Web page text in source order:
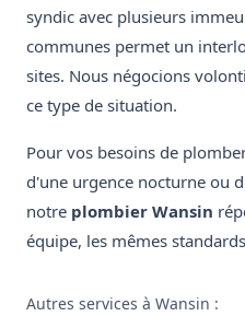
syndic avec plusieurs
communes permet un
sites. Nous négocions
ce type de situation.
Pour vos besoins de
d'une urgence nocturne ou
notre plombier Wansin
équipe, les mêmes
Autres services à Wansin :